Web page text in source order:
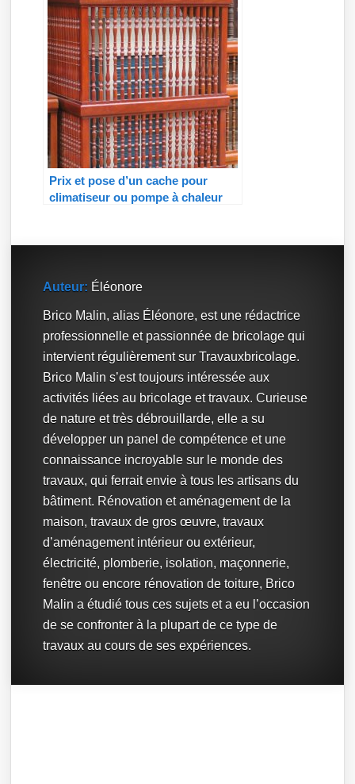
Prix et pose d’un cache pour
climatiseur ou pompe à chaleur
Auteur: Éléonore
Brico Malin, alias Éléonore, est une rédactrice
professionnelle et passionnée de bricolage qui
intervient régulièrement sur Travauxbricolage.
Brico Malin s’est toujours intéressée aux
activités liées au bricolage et travaux. Curieuse
de nature et très débrouillarde, elle a su
développer un panel de compétence et une
connaissance incroyable sur le monde des
travaux, qui ferrait envie à tous les artisans du
bâtiment. Rénovation et aménagement de la
maison, travaux de gros œuvre, travaux
d’aménagement intérieur ou extérieur,
électricité, plomberie, isolation, maçonnerie,
fenêtre ou encore rénovation de toiture, Brico
Malin a étudié tous ces sujets et a eu l’occasion
de se confronter à la plupart de ce type de
travaux au cours de ses expériences.